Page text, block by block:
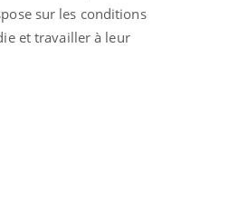
sur les conditions
et travailler à leur